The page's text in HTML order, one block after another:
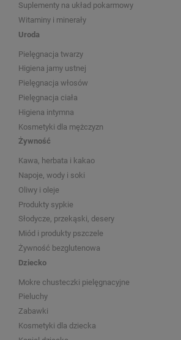
Suplementy na układ pokarmowy
Witaminy i minerały
Uroda
Pielęgnacja twarzy
Higiena jamy ustnej
Pielęgnacja włosów
Pielęgnacja ciała
Higiena intymna
Kosmetyki dla mężczyzn
Żywność
Kawa, herbata i kakao
Napoje, wody i soki
Oliwy i oleje
Produkty sypkie
Słodycze, przekąski, desery
Miód i produkty pszczele
Żywność bezglutenowa
Dziecko
Mokre chusteczki pielęgnacyjne
Pieluchy
Zabawki
Kosmetyki dla dziecka